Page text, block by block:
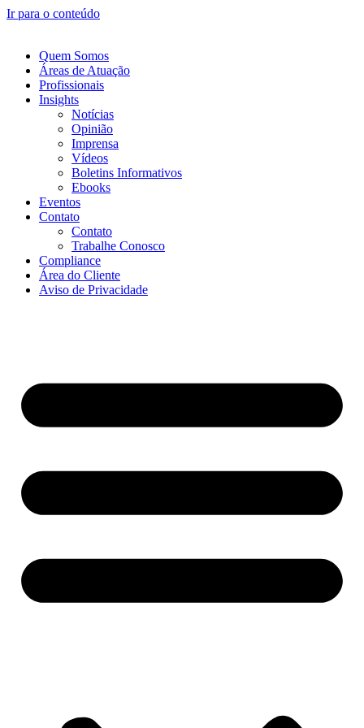
Ir para o conteúdo
Quem Somos
Áreas de Atuação
Profissionais
Insights
Notícias
Opinião
Imprensa
Vídeos
Boletins Informativos
Ebooks
Eventos
Contato
Contato
Trabalhe Conosco
Compliance
Área do Cliente
Aviso de Privacidade